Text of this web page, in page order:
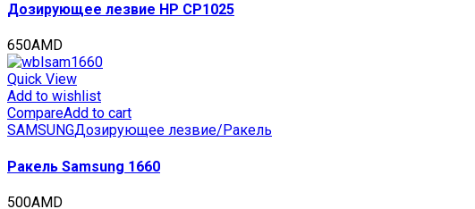
Дозирующее лезвие HP CP1025
650AMD
Quick View
Add to wishlist
CompareAdd to cart
SAMSUNGДозирующее лезвие/Ракель
Ракель Samsung 1660
500AMD